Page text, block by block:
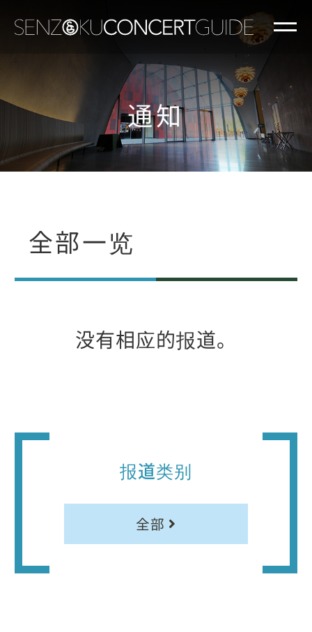
通知
全部一览
没有相应的报道。
报道类别
全部